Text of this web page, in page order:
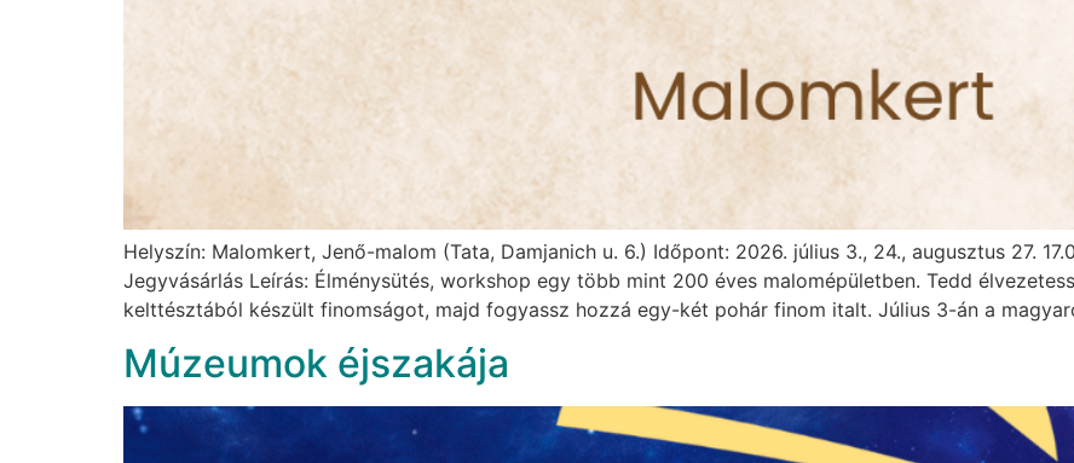
Helyszín: Malomkert, Jenő-malom (Tata, Damjanich u. 6.) Időpont: 2026. július 3., 24., augusztus 27.
Jegyvásárlás Leírás: Élménysütés, workshop egy több mint 200 éves malomépületben. Tedd
kelttésztából készült finomságot, majd fogyassz hozzá egy-két pohár finom italt. Július 3-án a
Múzeumok éjszakája